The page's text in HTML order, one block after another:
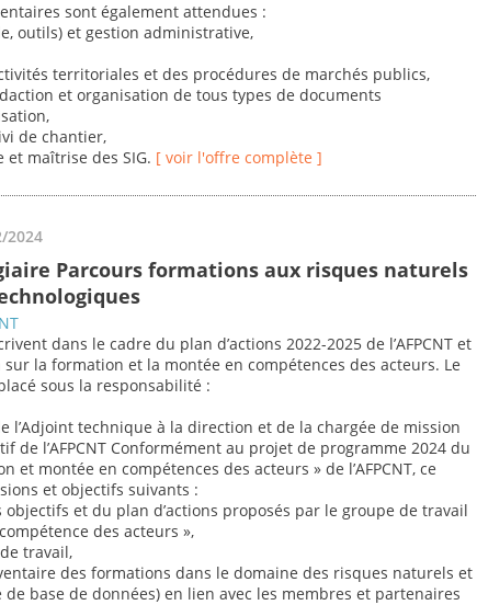
sont également attendues :
outils) et gestion administrative,
territoriales et des procédures de marchés publics,
et organisation de tous types de documents
de chantier,
maîtrise des SIG. [ voir l'offre complète ]
2024
Parcours formations aux risques naturels
dans le cadre du plan d’actions 2022-2025 de l’AFPCNT et
la formation et la montée en compétences des acteurs. Le
sous la responsabilité :
l’Adjoint technique à la direction et de la chargée de mission
de l’AFPCNT Conformément au projet de programme 2024 du
et montée en compétences des acteurs » de l’AFPCNT, ce
et objectifs suivants :
objectifs et du plan d’actions proposés par le groupe de travail
des acteurs »,
travail,
des formations dans le domaine des risques naturels et
base de données) en lien avec les membres et partenaires